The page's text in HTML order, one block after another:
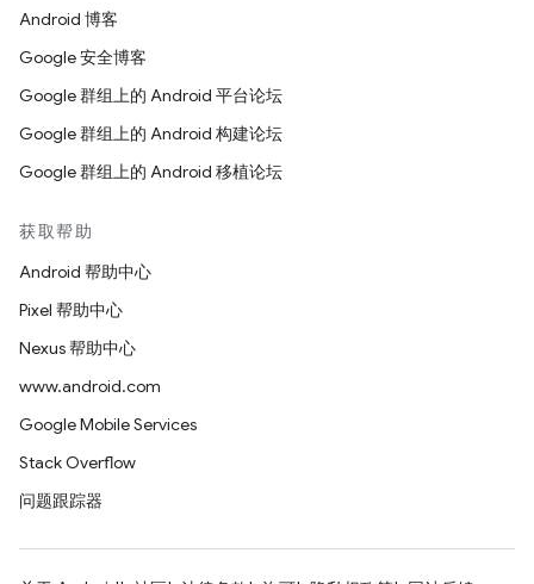
Android 博客
Google 安全博客
Google 群组上的 Android 平台论坛
Google 群组上的 Android 构建论坛
Google 群组上的 Android 移植论坛
获取帮助
Android 帮助中心
Pixel 帮助中心
Nexus 帮助中心
www.android.com
Google Mobile Services
Stack Overflow
问题跟踪器